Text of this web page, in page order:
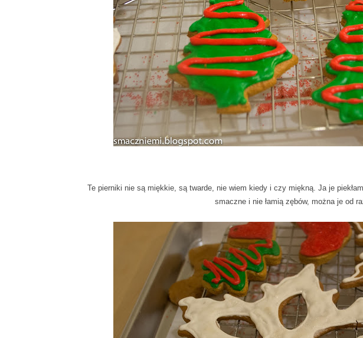
Te pierniki nie są miękkie, są twarde, nie wiem kiedy i czy miękną. Ja je
smaczne i nie łamią zębów, można je od